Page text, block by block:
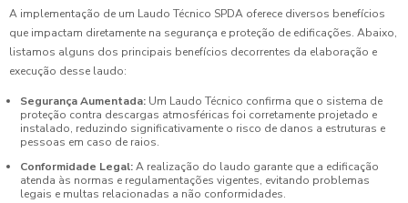
A implementação de um Laudo Técnico SPDA oferece diversos benefícios
que impactam diretamente na segurança e proteção de edificações. Abaixo,
listamos alguns dos principais benefícios decorrentes da elaboração e
execução desse laudo:
Segurança Aumentada: Um Laudo Técnico confirma que o sistema de
proteção contra descargas atmosféricas foi corretamente projetado e
instalado, reduzindo significativamente o risco de danos a estruturas e
pessoas em caso de raios.
Conformidade Legal:A realização do laudo garante que a edificação
atenda às normas e regulamentações vigentes, evitando problemas
legais e multas relacionadas a não conformidades.